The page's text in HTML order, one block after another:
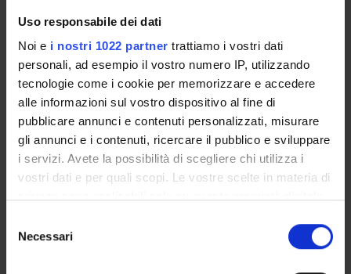
Uso responsabile dei dati
Noi e i nostri 1022 partner trattiamo i vostri dati
personali, ad esempio il vostro numero IP, utilizzando
tecnologie come i cookie per memorizzare e accedere
alle informazioni sul vostro dispositivo al fine di
pubblicare annunci e contenuti personalizzati, misurare
gli annunci e i contenuti, ricercare il pubblico e sviluppare
i servizi. Avete la possibilità di scegliere chi utilizza i
vostri dati e per quali scopi. Le vostre scelte in materia di
modificare o revocare il proprio consenso in qualsiasi
momento dalla Dichiarazione sui cookie o facendo clic
delNecessari
LABORATORI DI RICERCA
CENTRI DI RICERCA
BIBLIOTECHE
SPIN OFF E AZIENDE
Calendario